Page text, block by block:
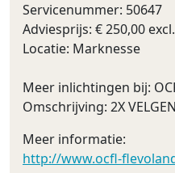
Servicenummer: 50647
Adviesprijs: € 250,00
Locatie: Marknesse
Meer inlichtingen bij:
Omschrijving: 2X
Meer informatie:
http://www.ocfl-